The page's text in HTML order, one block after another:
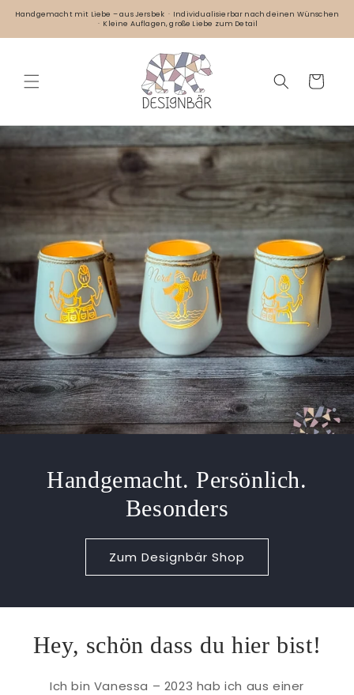
zum
Handgemacht mit Liebe – aus Jersbek · Individualisierbar nach deinen Wünschen
· Kleine Auflagen, große Liebe zum Detail
Warenkorb
Handgemacht. Persönlich.
Besonders
Zum Designbär Shop
Hey, schön dass du hier bist!
Ich bin Vanessa – 2023 hab ich aus einer